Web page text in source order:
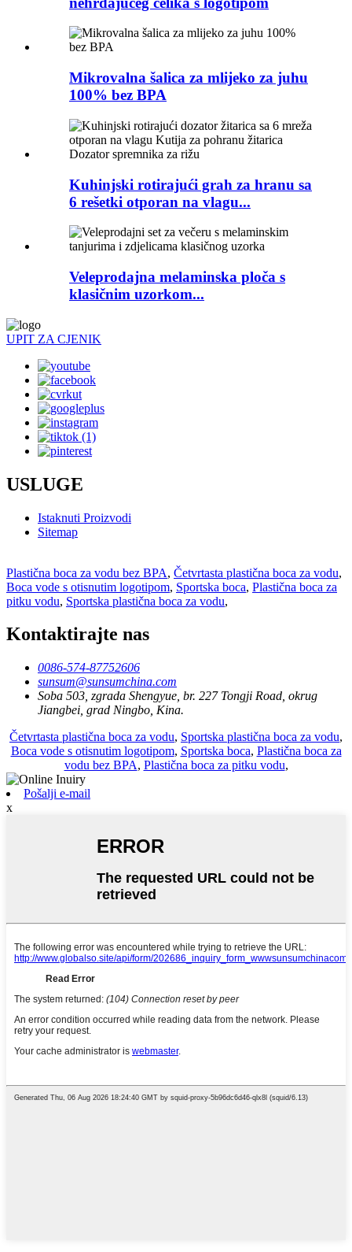
Mikrovalna šalica za mlijeko za juhu
100% bez BPA
Kuhinjski rotirajući grah za hranu sa
6 rešetki otporan na vlagu...
Veleprodajna melaminska ploča s
klasičnim uzorkom...
UPIT ZA CJENIK
USLUGE
Istaknuti Proizvodi
Sitemap
Plastična boca za vodu bez BPA, Četvrtasta plastična boca za vodu,
Boca vode s otisnutim logotipom, Sportska boca, Plastična boca za
pitku vodu, Sportska plastična boca za vodu,
Kontaktirajte nas
0086-574-87752606
sunsum@sunsumchina.com
Soba 503, zgrada Shengyue, br. 227 Tongji Road, okrug
Jiangbei, grad Ningbo, Kina.
Četvrtasta plastična boca za vodu, Sportska plastična boca za vodu,
Boca vode s otisnutim logotipom, Sportska boca, Plastična boca za
vodu bez BPA, Plastična boca za pitku vodu,
Pošalji e-mail
x